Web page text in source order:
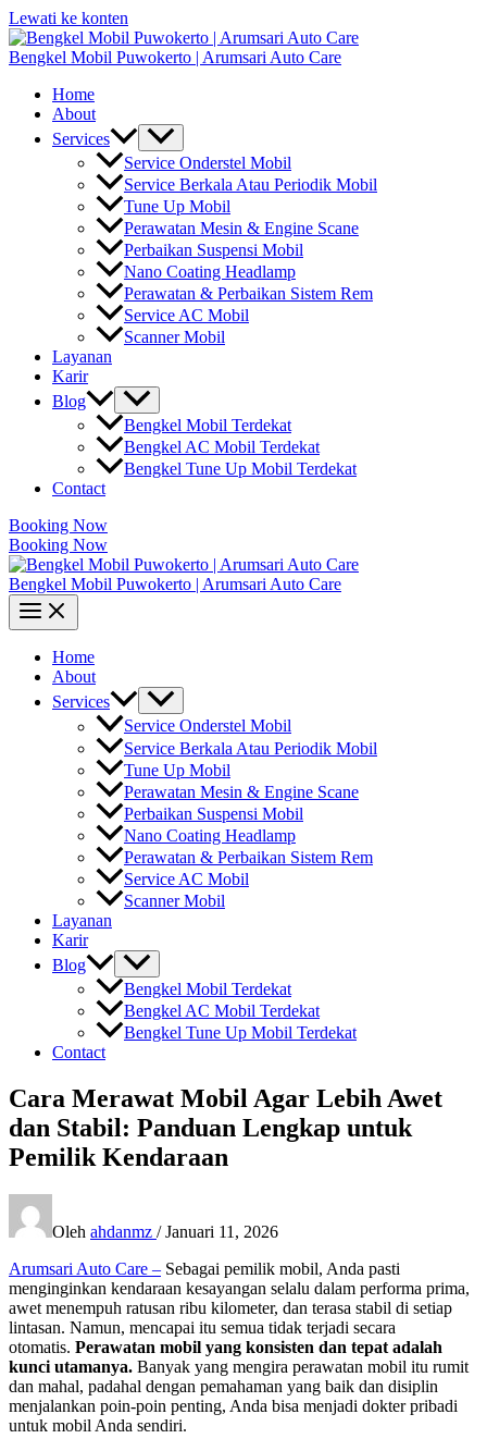
Lewati ke konten
Bengkel Mobil Puwokerto | Arumsari Auto Care
Home
About
Services
Service Onderstel Mobil
Service Berkala Atau Periodik Mobil
Tune Up Mobil
Perawatan Mesin & Engine Scane
Perbaikan Suspensi Mobil
Nano Coating Headlamp
Perawatan & Perbaikan Sistem Rem
Service AC Mobil
Scanner Mobil
Layanan
Karir
Blog
Bengkel Mobil Terdekat
Bengkel AC Mobil Terdekat
Bengkel Tune Up Mobil Terdekat
Contact
Booking Now
Booking Now
Bengkel Mobil Puwokerto | Arumsari Auto Care
Home
About
Services
Service Onderstel Mobil
Service Berkala Atau Periodik Mobil
Tune Up Mobil
Perawatan Mesin & Engine Scane
Perbaikan Suspensi Mobil
Nano Coating Headlamp
Perawatan & Perbaikan Sistem Rem
Service AC Mobil
Scanner Mobil
Layanan
Karir
Blog
Bengkel Mobil Terdekat
Bengkel AC Mobil Terdekat
Bengkel Tune Up Mobil Terdekat
Contact
Cara Merawat Mobil Agar Lebih Awet
dan Stabil: Panduan Lengkap untuk
Pemilik Kendaraan
Oleh ahdanmz /Januari 11, 2026
Arumsari Auto Care – Sebagai pemilik mobil, Anda pasti
menginginkan kendaraan kesayangan selalu dalam performa prima,
awet menempuh ratusan ribu kilometer, dan terasa stabil di setiap
lintasan. Namun, mencapai itu semua tidak terjadi secara
otomatis. Perawatan mobil yang konsisten dan tepat adalah
kunci utamanya. Banyak yang mengira perawatan mobil itu rumit
dan mahal, padahal dengan pemahaman yang baik dan disiplin
menjalankan poin-poin penting, Anda bisa menjadi dokter pribadi
untuk mobil Anda sendiri.